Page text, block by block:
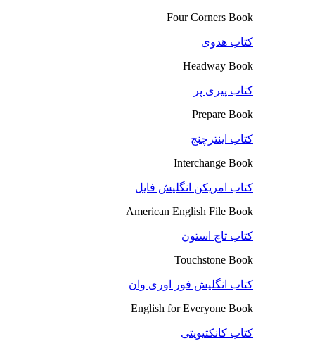
Four Corners Book
کتاب هدوی
Headway Book
کتاب پیری پر
Prepare Book
کتاب اینترچنج
Interchange Book
کتاب امریکن انگلیش فایل
American English File Book
کتاب تاچ استون
Touchstone Book
کتاب انگلیش فور اوری وان
English for Everyone Book
کتاب کانکتیویتی